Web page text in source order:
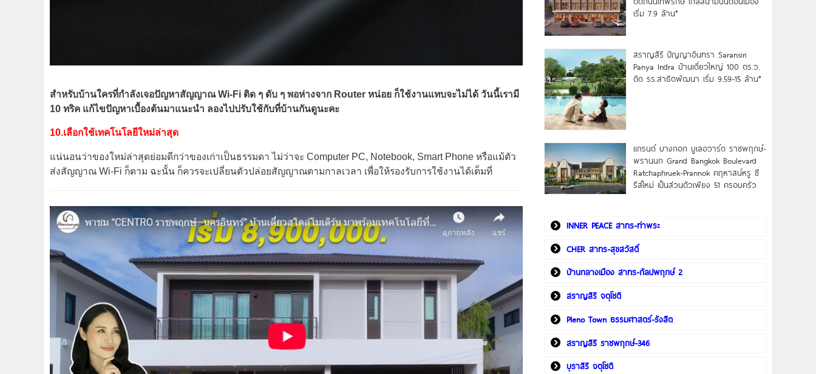
สำหรับบ้านใครที่กำลังเจอปัญหาสัญญาณ Wi-Fi ติด ๆ ดับ ๆ พอห่างจาก Router หน่อย ก็ใช้งานแทบจะไม่ได้ วันนี้เรามี
10 ทริค แก้ไขปัญหาเบื้องต้นมาแนะนำ ลองไปปรับใช้กับที่บ้านกันดูนะคะ
10.เลือกใช้เทคโนโลยีใหม่ล่าสุด
แน่นอนว่าของใหม่ล่าสุดย่อมดีกว่าของเก่าเป็นธรรมดา ไม่ว่าจะ Computer PC, Notebook, Smart Phone หรือแม้ตัว
ส่งสัญญาณ Wi-Fi ก็ตาม ฉะนั้น ก็ควรจะเปลี่ยนตัวปล่อยสัญญาณตามกาลเวลา เพื่อให้รองรับการใช้งานได้เต็มที่
เริ่ม 7.9 ล้าน*
สราญสิริ ปัญญาอินทรา Saransiri
Panya Indra บ้านเดี่ยวใหญ่ 100 ตร.ว.
ดิด รร.สาธิตพัฒนา เริ่ม 9.59-15 ล้าน*
แกรนด์ บางกอก บูเลอวาร์ด ราชพฤกษ์-
พรานนก Grand Bangkok Boulevard
Ratchaphruek-Prannok คฤหาสน์หรู ซี
รีส์ใหม่ เป็นส่วนตัวเพียง 51 ครอบครัว
INNER PEACE สาทร-ท่าพระ
CHER สาทร-สุขสวัสดิ์
บ้านกลางเมือง สาทร-กัลปพฤกษ์ 2
สราญสิริ จตุโชติ
Pleno Town ธรรมศาสตร์-รังสิต
สราญสิริ ราชพฤกษ์-346
บุราสิริ จตุโชติ